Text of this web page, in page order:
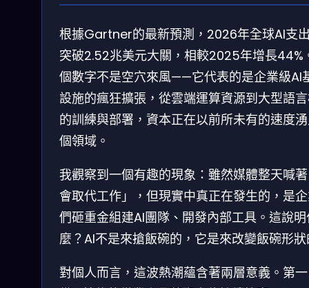
根據Gartner的最新預測，2026年全球AI支
突破2.52兆美元大關，相較2025年增長44%
個數字不是空穴來風——它代表的是企業級AI
設施的瘋狂擴張，從雲端運算資源到大型語
的訓練與部署，資本正在以前所未有的速度
個領域。
我觀察到一個有趣的現象：雖然媒體整天喊
會取代工作」，但現實中真正在發生的，是
們砸重金組建AI團隊、開發內部工具。這說
麼？AI不是來搶飯碗的，它是來改變飯碗形
對個人而言，這波熱潮蘊含著兩層意義。第